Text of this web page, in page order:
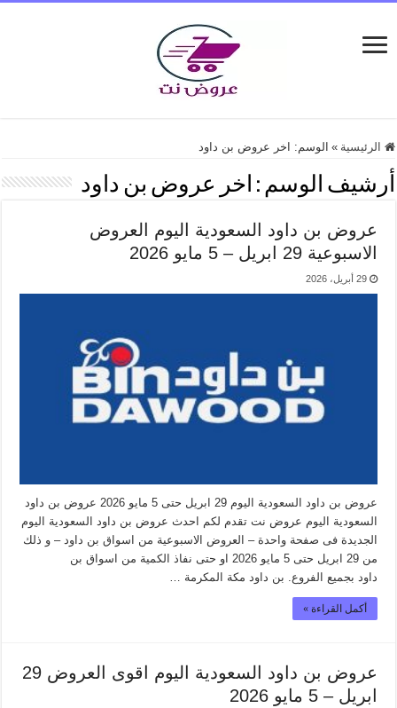
الرئيسية » الوسم: اخر عروض بن داود
أرشيف الوسم : اخر عروض بن داود
عروض بن داود السعودية اليوم العروض
الاسبوعية 29 ابريل – 5 مايو 2026
29 أبريل، 2026
عروض بن داود السعودية اليوم 29 ابريل حتى 5 مايو 2026 عروض بن داود
السعودية اليوم عروض نت تقدم لكم احدث عروض بن داود السعودية اليوم
الجديدة فى صفحة واحدة – العروض الاسبوعية من اسواق بن داود – و ذلك
من 29 ابريل حتى 5 مايو 2026 او حتى نفاذ الكمية من اسواق بن
داود بجميع الفروع. بن داود مكة المكرمة …
أكمل القراءة »
عروض بن داود السعودية اليوم اقوى العروض 29
ابريل – 5 مايو 2026